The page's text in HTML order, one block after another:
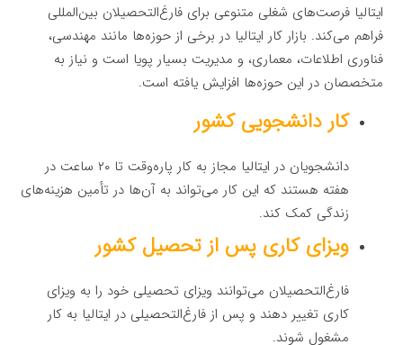
ایتالیا فرصت‌های شغلی متنوعی برای فارغ‌التحصیلان بین‌المللی
فراهم می‌کند. بازار کار ایتالیا در برخی از حوزه‌ها مانند مهندسی،
فناوری اطلاعات، معماری، و مدیریت بسیار پویا است و نیاز به
متخصصان در این حوزه‌ها افزایش یافته است.
کار دانشجویی کشور
دانشجویان در ایتالیا مجاز به کار پاره‌وقت تا ۲۰ ساعت در
هفته هستند که این کار می‌تواند به آن‌ها در تأمین هزینه‌های
زندگی کمک کند.
ویزای کاری پس از تحصیل کشور
فارغ‌التحصیلان می‌توانند ویزای تحصیلی خود را به ویزای
کاری تغییر دهند و پس از فارغ‌التحصیلی در ایتالیا به کار
مشغول شوند.